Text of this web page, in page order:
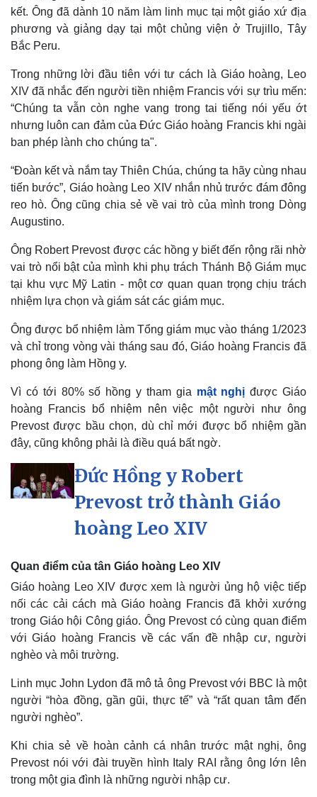
Bất động sản
Khởi nghiệp
Giá vàng
Tiêu dùng
Tỷ giá
Giá cà phê
kết. Ông đã dành 10 năm làm linh mục tại một giáo xứ địa
phương và giảng dạy tại một chủng viện ở Trujillo, Tây
Bắc Peru.
Trong những lời đầu tiên với tư cách là Giáo hoàng, Leo
XIV đã nhắc đến người tiền nhiệm Francis với sự trìu mến:
“Chúng ta vẫn còn nghe vang trong tai tiếng nói yếu ớt
nhưng luôn can đảm của Đức Giáo hoàng Francis khi ngài
ban phép lành cho chúng ta".
“Đoàn kết và nắm tay Thiên Chúa, chúng ta hãy cùng nhau
tiến bước”, Giáo hoàng Leo XIV nhắn nhủ trước đám đông
reo hò. Ông cũng chia sẻ về vai trò của mình trong Dòng
Augustino.
Ông Robert Prevost được các hồng y biết đến rộng rãi nhờ
vai trò nổi bật của mình khi phụ trách Thánh Bộ Giám mục
tại khu vực Mỹ Latin - một cơ quan quan trọng chịu trách
nhiệm lựa chọn và giám sát các giám mục.
Ông được bổ nhiệm làm Tổng giám mục vào tháng 1/2023
và chỉ trong vòng vài tháng sau đó, Giáo hoàng Francis đã
phong ông làm Hồng y.
Vì có tới 80% số hồng y tham gia mật nghịđược Giáo
hoàng Francis bổ nhiệm nên việc một người như ông
Prevost được bầu chọn, dù chỉ mới được bổ nhiệm gần
đây, cũng không phải là điều quá bất ngờ.
Đức Hồng y Robert
Prevost trở thành Giáo
hoàng Leo XIV
Quan điểm của tân Giáo hoàng Leo XIV
Giáo hoàng Leo XIV được xem là người ủng hộ việc tiếp
nối các cải cách mà Giáo hoàng Francis đã khởi xướng
trong Giáo hội Công giáo. Ông Prevost có cùng quan điểm
với Giáo hoàng Francis về các vấn đề nhập cư, người
nghèo và môi trường.
Linh mục John Lydon đã mô tả ông Prevost với BBC là một
người “hòa đồng, gần gũi, thực tế” và “rất quan tâm đến
người nghèo”.
Khi chia sẻ về hoàn cảnh cá nhân trước mật nghị, ông
Prevost nói với đài truyền hình Italy RAI rằng ông lớn lên
trong một gia đình là những người nhập cư.